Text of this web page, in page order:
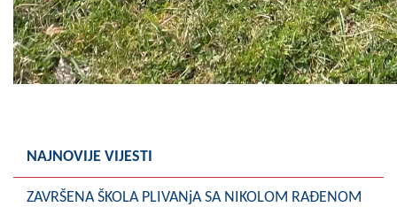
NAJNOVIJE VIJESTI
ZAVRŠENA ŠKOLA PLIVANjA SA NIKOLOM RAĐENOM